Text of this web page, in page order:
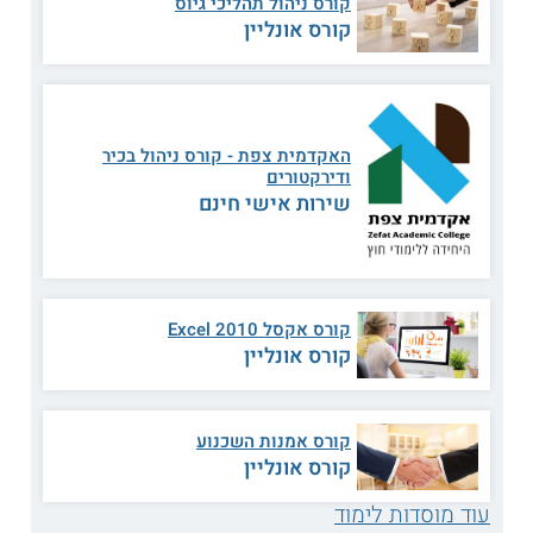
הנחוץ לביצוע התפקיד. הלימודים מתקיימים באמצעות זום
במפגשים בשידור חי, המונחים על ידי צוות המרצים ומנהל
התכנית. התכנית נערכת במתכונת אינטראקטיבית ומשלבת מצגות
ודיון במקרי בוחן עדכניים הרלוונטיים לפעילות הדירקטוריון של
חברות עסקיות וציבוריות מן הארץ והעולם.
קראו על קורס ניהול.
כמה זמן לומדים?
היקף הקורס 72 שעות אקדמיות.
נושאי לימוד
ועדת ביקורת.
ביטוח דירקטורים.
אסטרטגיה עסקית.
דו"חות רווח והפסד.
חוק החברות החדש.
עסקאות עם בעלי עניין.
הפיקוחבשוק ההון
קורס אונליין
האקדמית צפת - קורס ניהול בכיר
ודירקטורים
שירות אישי חינם
קורס אקסל 2010 Excel
קורס אונליין
קורס אמנות השכנוע
קורס אונליין
עוד מוסדות לימוד